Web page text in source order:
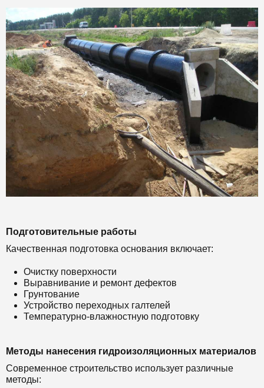
Подготовительные работы
Качественная подготовка основания включает:
Очистку поверхности
Выравнивание и ремонт дефектов
Грунтование
Устройство переходных галтелей
Температурно-влажностную подготовку
Методы нанесения гидроизоляционных материалов
Современное строительство использует различные
методы: